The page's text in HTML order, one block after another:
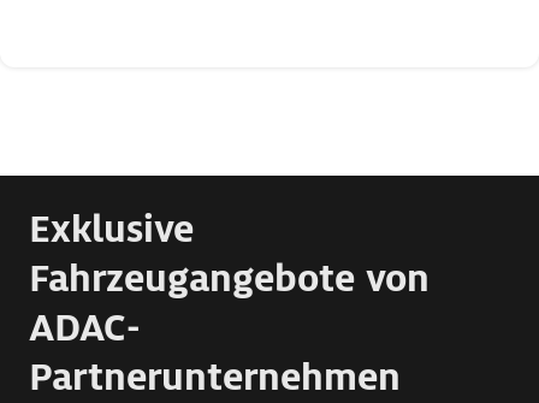
Exklusive
Fahrzeugangebote von
ADAC-
Partnerunternehmen